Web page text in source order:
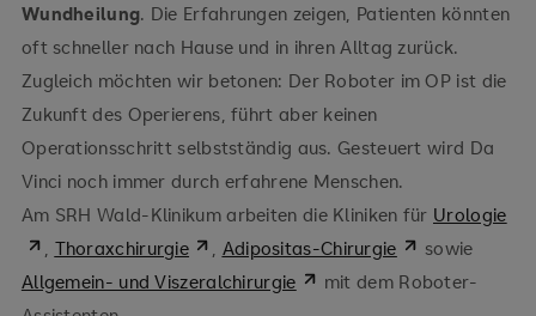
Wundheilung. Die Erfahrungen zeigen, Patienten könnten
oft schneller nach Hause und in ihren Alltag zurück.
Zugleich möchten wir betonen: Der Roboter im OP ist die
Zukunft des Operierens, führt aber keinen
Operationsschritt selbstständig aus. Gesteuert wird Da
Vinci noch immer durch erfahrene Menschen.
Am SRH Wald-Klinikum arbeiten die Kliniken für Urologie
, Thoraxchirurgie , Adipositas-Chirurgie
sowie
Allgemein- und Viszeralchirurgie
mit dem Roboter-